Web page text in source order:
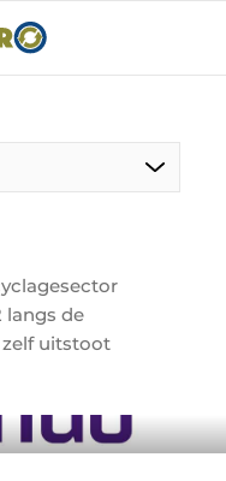
langs de
uitstoot